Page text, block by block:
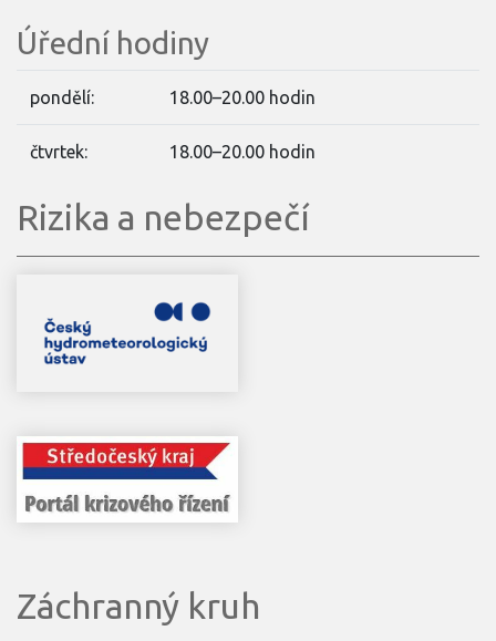
Úřední hodiny
pondělí: 18.00–20.00 hodin
čtvrtek: 18.00–20.00 hodin
Rizika a nebezpečí
Záchranný kruh